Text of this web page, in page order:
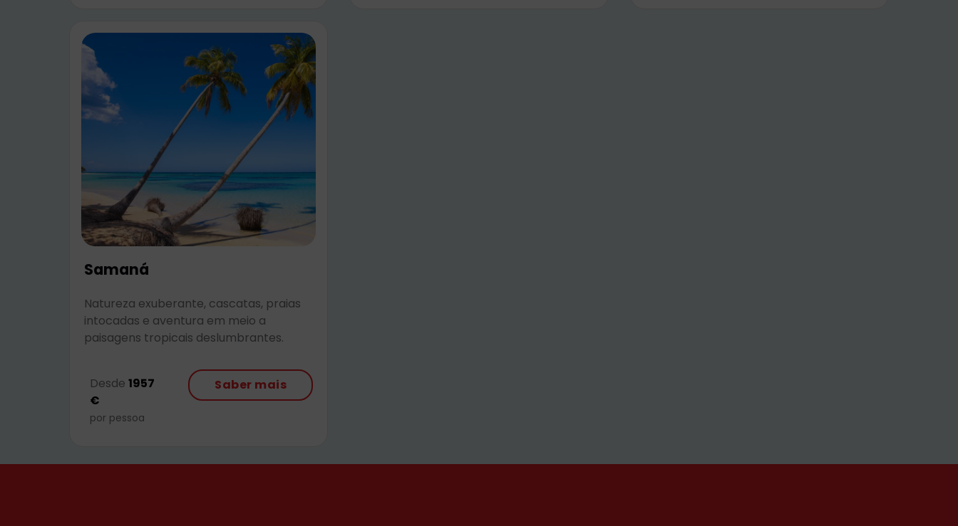
Samaná
Natureza exuberante, cascatas, praias
intocadas e aventura em meio a
paisagens tropicais deslumbrantes.
Desde 1957
€
por pessoa
Saber mais